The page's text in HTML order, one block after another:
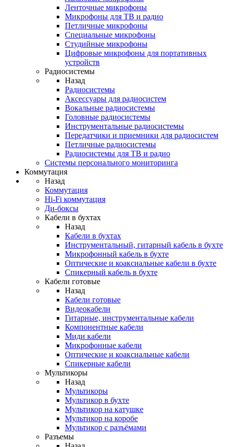
Ленточные микрофоны
Микрофоны для ТВ и радио
Петличные микрофоны
Специальные микрофоны
Студийные микрофоны
Цифровые микрофоны для портативных
устройств
Радиосистемы
Назад
Радиосистемы
Аксессуары для радиосистем
Вокальные радиосистемы
Головные радиосистемы
Инструментальные радиосистемы
Передатчики и приемники для радиосистем
Петличные радиосистемы
Радиосистемы для ТВ и радио
Системы персонального мониторинга
Коммутация
Назад
Коммутация
Hi-Fi коммутация
Ди-боксы
Кабели в бухтах
Назад
Кабели в бухтах
Инструментальный, гитарный кабель в бухте
Микрофонный кабель в бухте
Оптические и коаксиальные кабели в бухте
Спикерный кабель в бухте
Кабели готовые
Назад
Кабели готовые
Видеокабели
Гитарные, инструментальные кабели
Компонентные кабели
Миди кабели
Микрофонные кабели
Оптические и коаксиальные кабели
Спикерные кабели
Мультикоры
Назад
Мультикоры
Мультикор в бухте
Мультикор на катушке
Мультикор на коробе
Мультикор с разъёмами
Разъемы